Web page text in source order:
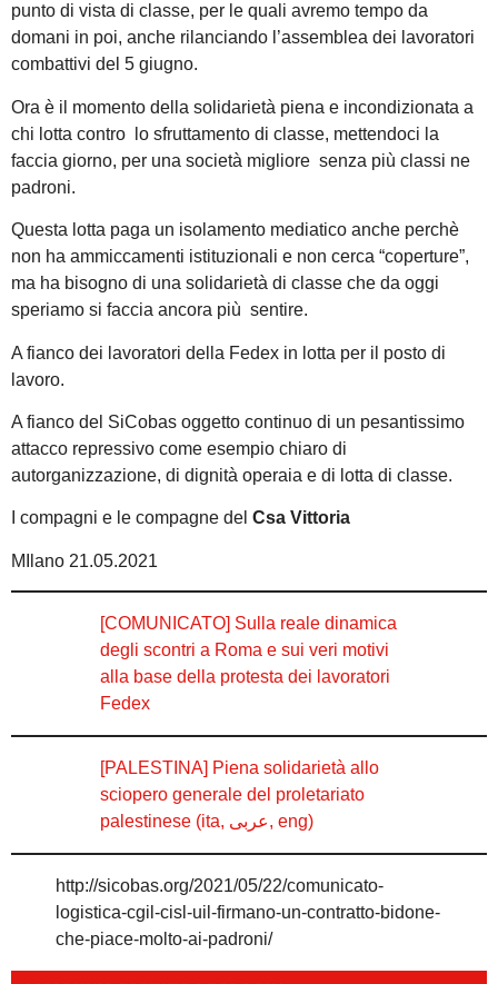
punto di vista di classe, per le quali avremo tempo da
domani in poi, anche rilanciando l’assemblea dei lavoratori
combattivi del 5 giugno.
Ora è il momento della solidarietà piena e incondizionata a
chi lotta contro lo sfruttamento di classe, mettendoci la
faccia giorno, per una società migliore senza più classi ne
padroni.
Questa lotta paga un isolamento mediatico anche perchè
non ha ammiccamenti istituzionali e non cerca “coperture”,
ma ha bisogno di una solidarietà di classe che da oggi
speriamo si faccia ancora più sentire.
A fianco dei lavoratori della Fedex in lotta per il posto di
lavoro.
A fianco del SiCobas oggetto continuo di un pesantissimo
attacco repressivo come esempio chiaro di
autorganizzazione, di dignità operaia e di lotta di classe.
I compagni e le compagne del Csa Vittoria
MIlano 21.05.2021
[COMUNICATO] Sulla reale dinamica
degli scontri a Roma e sui veri motivi
alla base della protesta dei lavoratori
Fedex
[PALESTINA] Piena solidarietà allo
sciopero generale del proletariato
palestinese (ita, عربى, eng)
http://sicobas.org/2021/05/22/comunicato-
logistica-cgil-cisl-uil-firmano-un-contratto-bidone-
che-piace-molto-ai-padroni/